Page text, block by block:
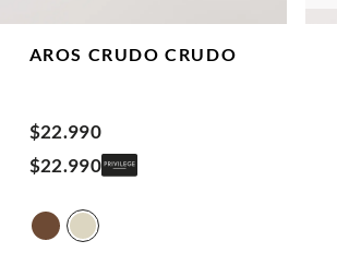
AROS CRUDO CRUDO
$22.990
$22.990